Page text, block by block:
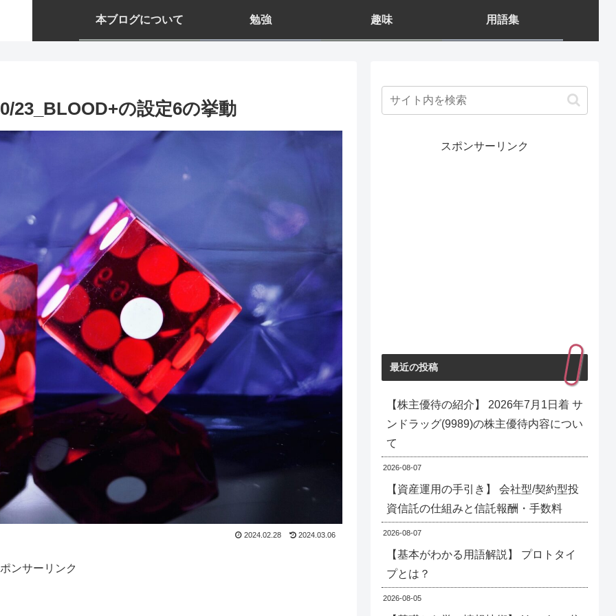
本ブログについて 勉強 趣味 用語集
23_BLOOD+の設定6の挙動
2024.02.28 2024.03.06
ンサーリンク
スポンサーリンク
最近の投稿
【株主優待の紹介】 2026年7月1日着 サ
ンドラッグ(9989)の株主優待内容につい
て
2026-08-07
【資産運用の手引き】 会社型/契約型投
資信託の仕組みと信託報酬・手数料
2026-08-07
【基本がわかる用語解説】 プロトタイ
プとは？
2026-08-05